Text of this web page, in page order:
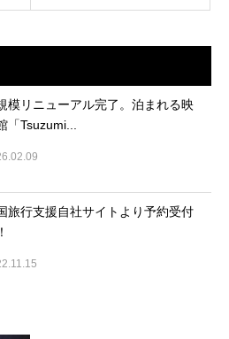
模リニューアル完了。泊まれる映
「Tsuzumi...
旅行支援自社サイトより予約受付